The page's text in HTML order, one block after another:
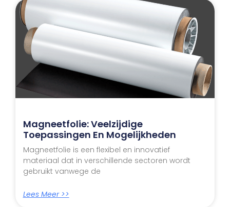
Magneetfolie: Veelzijdige
Toepassingen En Mogelijkheden
Magneetfolie is een flexibel en innovatief
materiaal dat in verschillende sectoren wordt
gebruikt vanwege de
Lees Meer >>